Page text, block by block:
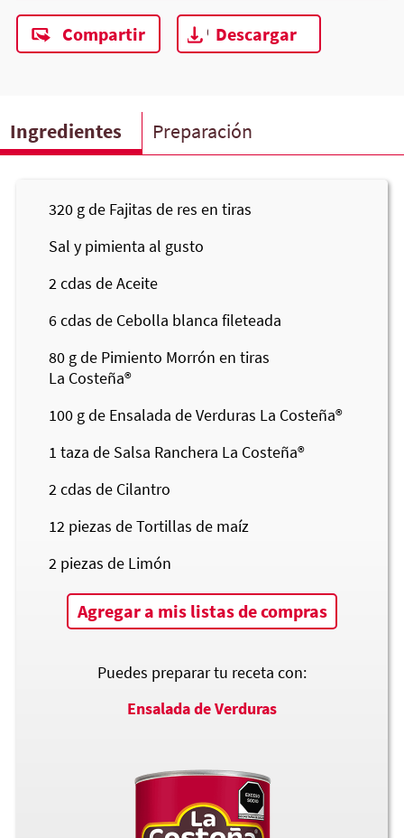
Compartir Descargar
Ingredientes Preparación
320 g de Fajitas de res en tiras
Sal y pimienta al gusto
2cdas de Aceite
6cdas de Cebolla blanca fileteada
80 g de Pimiento Morrón en tiras
La Costeña®
100 g de Ensalada de Verduras La Costeña®
1 taza de Salsa Ranchera La Costeña®
2cdas de Cilantro
12 piezas de Tortillas de maíz
2 piezas de Limón
Agregar a mis listas de compras
Puedes preparar tu receta con:
Ensalada de Verduras